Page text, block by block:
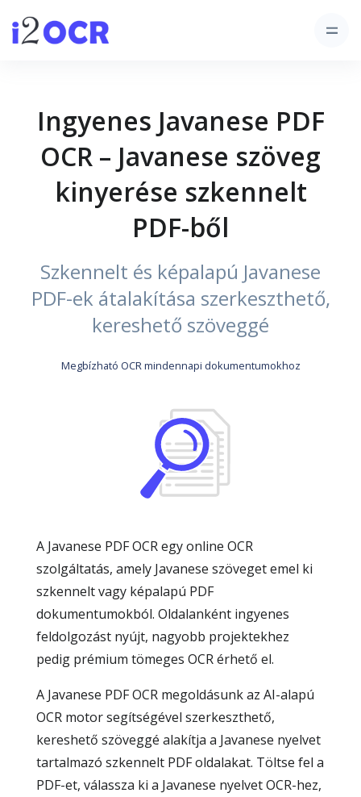
Ingyenes Javanese PDF
OCR – Javanese szöveg
kinyerése szkennelt
PDF-ből
Szkennelt és képalapú Javanese
PDF-ek átalakítása szerkeszthető,
kereshető szöveggé
Megbízható OCR mindennapi dokumentumokhoz
A Javanese PDF OCR egy online OCR
szolgáltatás, amely Javanese szöveget emel ki
szkennelt vagy képalapú PDF
dokumentumokból. Oldalanként ingyenes
feldolgozást nyújt, nagyobb projektekhez
pedig prémium tömeges OCR érhető el.
A Javanese PDF OCR megoldásunk az AI-alapú
OCR motor segítségével szerkeszthető,
kereshető szöveggé alakítja a Javanese nyelvet
tartalmazó szkennelt PDF oldalakat. Töltse fel a
PDF-et, válassza ki a Javanese nyelvet OCR-hez,